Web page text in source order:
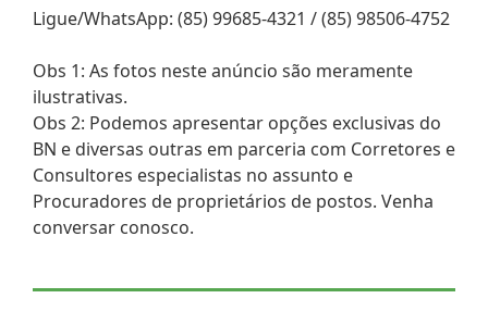
Ligue/WhatsApp: (85) 99685-4321 / (85) 98506-4752
Obs 1: As fotos neste anúncio são meramente
ilustrativas.
Obs 2: Podemos apresentar opções exclusivas do
BN e diversas outras em parceria com Corretores e
Consultores especialistas no assunto e
Procuradores de proprietários de postos. Venha
conversar conosco.